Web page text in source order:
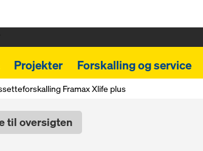
Projekter Forskalling og service
Framax Xlife plus
til oversigten